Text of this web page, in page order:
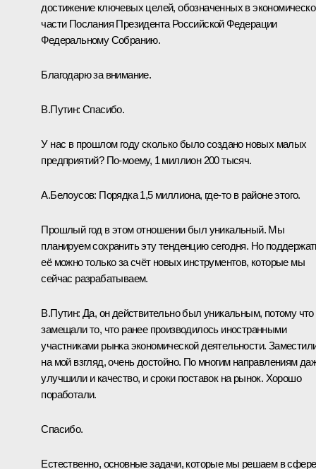
достижение ключевых целей, обозначенных в
части Послания Президента Российской Федерации
Федеральному Собранию.
Благодарю за внимание.
В.Путин: Спасибо.
У нас в прошлом году сколько было создано новых малых
предприятий? По-моему, 1 миллион 200 тысяч.
А.Белоусов: Порядка 1,5 миллиона, где-то в районе этого.
Прошлый год в этом отношении был уникальный. Мы
планируем сохранить эту тенденцию сегодня. Но
её можно только за счёт новых инструментов, которые мы
сейчас разрабатываем.
В.Путин: Да, он действительно был уникальным, потому что
замещали то, что ранее производилось иностранными
участниками рынка экономической деятельности.
на мой взгляд, очень достойно. По многим направлениям
улучшили и качество, и сроки поставок на рынок. Хорошо
поработали.
Спасибо.
Естественно, основные задачи, которые мы решаем в сфере